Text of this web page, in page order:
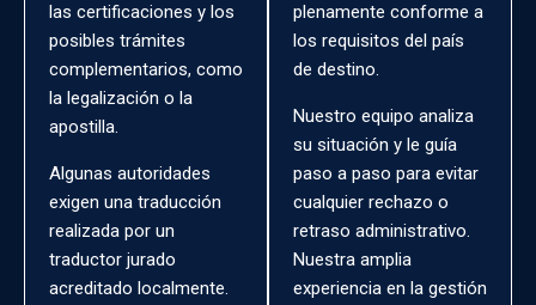
las certificaciones y los
posibles trámites
complementarios, como
la legalización o la
apostilla.
Algunas autoridades
exigen una traducción
realizada por un
traductor jurado
acreditado localmente.
plenamente conforme a
los requisitos del país
de destino.
Nuestro equipo analiza
su situación y le guía
paso a paso para evitar
cualquier rechazo o
retraso administrativo.
Nuestra amplia
experiencia en la gestión